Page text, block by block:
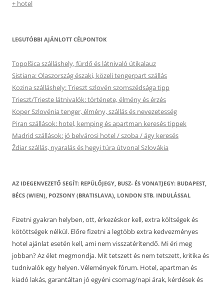
+ hotel
LEGUTÓBBI AJÁNLOTT CÉLPONTOK
Topolšica szálláshely, fürdő és látnivaló útikalauz
Sistiana: Olaszország északi, közeli tengerpart szállás
Kozina szálláshely: Trieszt szlovén szomszédsága tipp
Trieszt/Trieste látnivalók: története, élmény és érzés
Koper Szlovénia tenger, élmény, szállás és nevezetesség
Piran szállások: hotel, kemping és apartman keresés tippek
Madrid szállások: jó belvárosi hotel / szoba / ágy keresés
Ždiar szállás, nyaralás és hegyi túra útvonal Szlovákia
AZ IDEGENVEZETŐ SEGÍT: REPÜLŐJEGY, BUSZ- ÉS VONATJEGY: BUDAPEST,
BÉCS (WIEN), POZSONY (BRATISLAVA), LONDON STB. INDULÁSSAL
Fizetni gyakran helyben, ott, érkezéskor kell, extra költségek és
kötöttségek nélkül. Előre fizetni a legtöbb extra kedvezményes
hotel ajánlat esetén kell, ami nem visszatérítendő. Mi éri meg
jobban? Az élet megmondja. Mit tetszett és nem tetszett, kritika és
tudnivalók egy helyen. Vélemények fórum. Hotel, apartman és
kiadó lakás, garantáltan jó egyéni csomag/napi árak, kérdések és